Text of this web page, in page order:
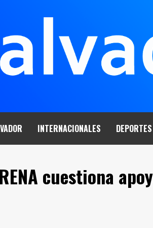
INTERNACIONALES DEPORTES
cuestiona